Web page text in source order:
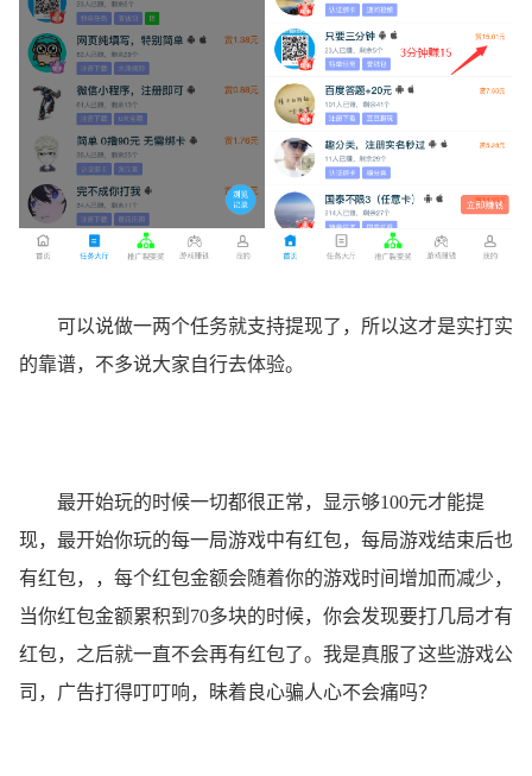
可以说做一两个任务就支持提现了，所以这才是实打实
的靠谱，不多说大家自行去体验。
最开始玩的时候一切都很正常，显示够100元才能提
现，最开始你玩的每一局游戏中有红包，每局游戏结束后也
有红包，，每个红包金额会随着你的游戏时间增加而减少，
当你红包金额累积到70多块的时候，你会发现要打几局才有
红包，之后就一直不会再有红包了。我是真服了这些游戏公
司，广告打得叮叮响，昧着良心骗人心不会痛吗？